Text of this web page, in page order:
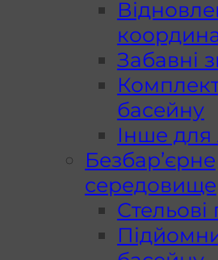
Забавні
басейну
Інше
Безбар’єрне
середовище